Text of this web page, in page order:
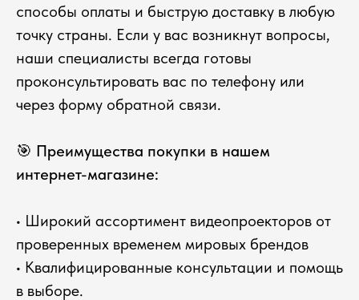
способы оплаты и быструю доставку в любую
точку страны. Если у вас возникнут вопросы,
наши специалисты всегда готовы
проконсультировать вас по телефону или
через форму обратной связи.
🎯 Преимущества покупки в нашем
интернет-магазине:
• Широкий ассортимент видеопроекторов от
проверенных временем мировых брендов
• Квалифицированные консультации и помощь
в выборе.